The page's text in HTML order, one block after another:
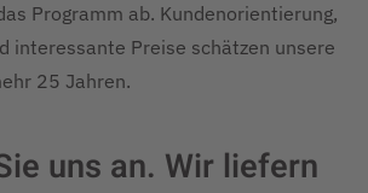
Programm ab. Kundenorientierung,
interessante Preise schätzen unsere
25 Jahren.
uns an. Wir liefern